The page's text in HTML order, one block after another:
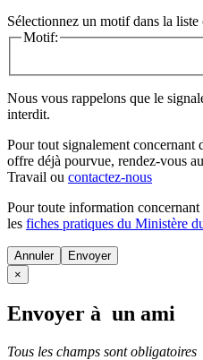
Sélectionnez un motif dans la liste
Motif:
Nous vous rappelons que le
interdit.
Pour tout signalement concernant
offre déjà pourvue, rendez-vous
Travail ou contactez-nous
Pour toute information concernant
les fiches pratiques du Ministère
Annuler
×
Envoyer à un ami
Tous les champs sont obligatoires